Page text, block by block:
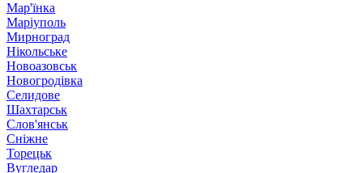
Мар'їнка
Маріуполь
Мирноград
Нікольське
Новоазовськ
Новогродівка
Селидове
Шахтарськ
Слов'янськ
Сніжне
Торецьк
Вугледар